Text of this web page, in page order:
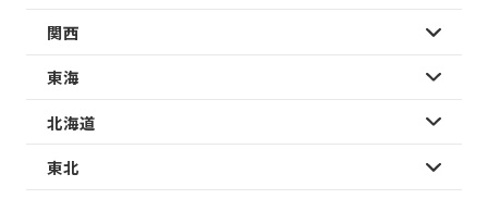
関西
東海
北海道
東北